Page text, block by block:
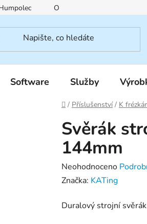
O nás
Software Služby
Domů
/ Příslušenství / K
Svěrák
144mm
Průměrné
hodnocení
je
Neohodnoceno
Značka: KATing
Duralový strojní